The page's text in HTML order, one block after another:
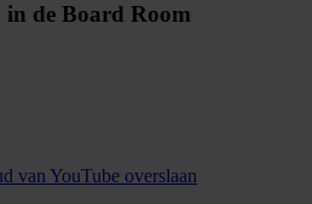
de Board Room
van YouTube overslaan